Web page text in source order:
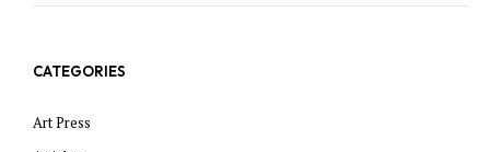
CATEGORIES
Art Press